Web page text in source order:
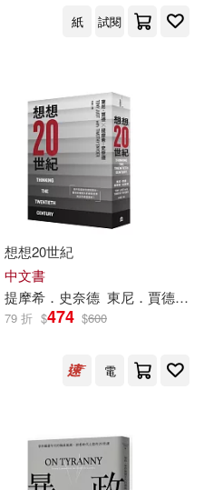
紙
試閱
盧靜
想想20世紀
中文書
提摩希．史奈德 東尼．賈德 非
79 折 $474 $600
電